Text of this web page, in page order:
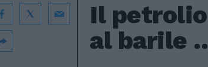
Il
al barile